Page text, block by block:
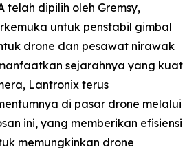
telah dipilih oleh Gremsy,
untuk penstabil gimbal
drone dan pesawat nirawak
sejarahnya yang kuat
Lantronix terus
di pasar drone melalui
ini, yang memberikan efisiensi
memungkinkan drone